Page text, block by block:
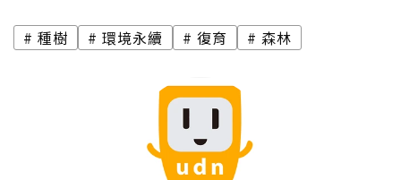
種樹 環境永續 復育 森林